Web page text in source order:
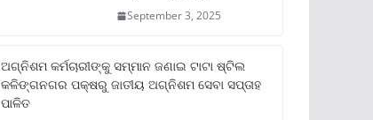
September 3, 2025
ଅଗ୍ନିଶମ କର୍ମଚାରୀଙ୍କୁ ସମ୍ମାନ ଜଣାଇ ଟାଟା ଷ୍ଟିଲ
କଳିଙ୍ଗନଗର ପକ୍ଷରୁ ଜାତୀୟ ଅଗ୍ନିଶମ ସେବା ସପ୍ତାହ
ପାଳିତ